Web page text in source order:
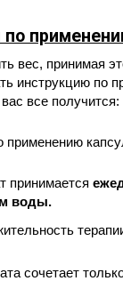
по
вес, принимая
инструкцию по
все получится:
принимается
воды.
сочетает